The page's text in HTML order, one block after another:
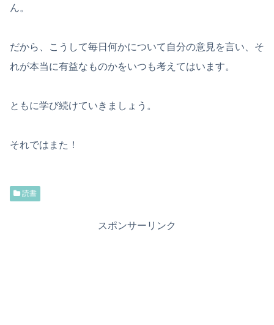
ん。
だから、こうして毎日何かについて自分の意見を言い、そ
れが本当に有益なものかをいつも考えてはいます。
ともに学び続けていきましょう。
それではまた！
読書
スポンサーリンク